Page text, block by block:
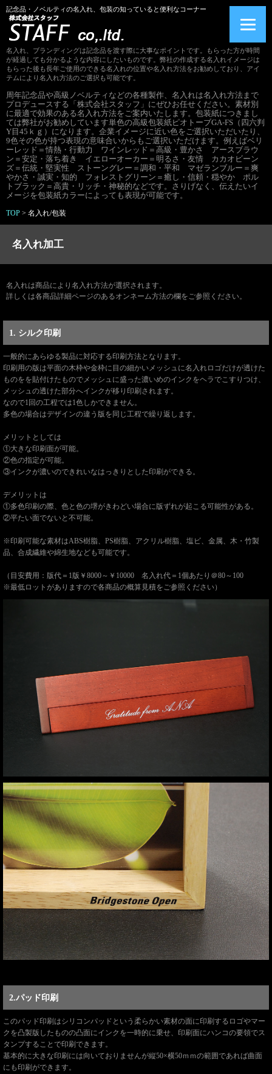
記念品・ノベルティの名入れ、包装の知っていると便利なコーナー
名入れ、ブランディングは記念品を渡す際に大事なポイントです。もらった方が時間
が経過しても分かるような内容にしたいものです。弊社の作成する名入れイメージは
もらった後も長年ご使用のできる名入れの位置や名入れ方法をお勧めしており、アイ
テムにより名入れ方法のご選択も可能です。
周年記念品や高級ノベルティなどの各種製作、名入れは名入れ方法まで
プロデュースする「株式会社スタッフ」にぜひお任せください。素材別
に最適で効果のある名入れ方法をご案内いたします。包装紙につきまし
ては弊社がお勧めしています単色の高級包装紙ピオトーブGA-FS（四六判
Y目45ｋｇ）になります。企業イメージに近い色をご選択いただいたり、
9色その色が持つ表現の意味合いからもご選択いただけます。例えばベリ
ーレッド＝情熱・行動力 ワインレッド＝高級・豊かさ アースブラウ
ン＝安定・落ち着き イエローオーカー＝明るさ・友情 カカオビーン
ズ＝伝統・堅実性 ストーングレー＝調和・平和 マゼランブルー＝爽
やかさ・誠実・知的 フォレストグリーン＝癒し・信頼・穏やか ポル
トブラック＝高貴・リッチ・神秘的などです。さりげなく、伝えたいイ
メージを包装紙カラーによっても表現が可能です。
TOP > 名入れ/包装
名入れ加工
名入れは商品により名入れ方法が選択されます。
詳しくは各商品詳細ページのあるオンネーム方法の欄をご参照ください。
1. シルク印刷
一般的にあらゆる製品に対応する印刷方法となります。
印刷用の版は平面の木枠や金枠に目の細かいメッシュに名入れロゴだけが透けた
ものをを貼付けたものでメッシュに盛った濃いめのインクをヘラでこすりつけ、
メッシュの透けた部分へインクが移り印刷されます。
なので1回の工程では1色しかできません。
多色の場合はデザインの違う版を同じ工程で繰り返します。
メリットとしては
①大きな印刷面が可能。
②色の指定が可能。
③インクが濃いのできれいなはっきりとした印刷ができる。
デメリットは
①多色印刷の際、色と色の堺がきわどい場合に版ずれが起こる可能性がある。
②平たい面でないと不可能。
※印刷可能な素材はABS樹脂、PS樹脂、アクリル樹脂、塩ビ、金属、木・竹製
品、合成繊維や綿生地なども可能です。
（目安費用：版代＝1版￥8000～￥10000 名入れ代＝1個あたり＠80～100
※最低ロットがありますので各商品の概算見積をご参照ください）
2.パッド印刷
このパッド印刷はシリコンパッドという柔らかい素材の面に印刷するロゴやマー
クを凸製版したものの凸面にインクを一時的に乗せ、印刷面にハンコの要領でス
タンプすることで印刷できます。
基本的に大きな印刷には向いておりませんが縦50×横50ｍｍの範囲であれば曲面
にも印刷ができます。